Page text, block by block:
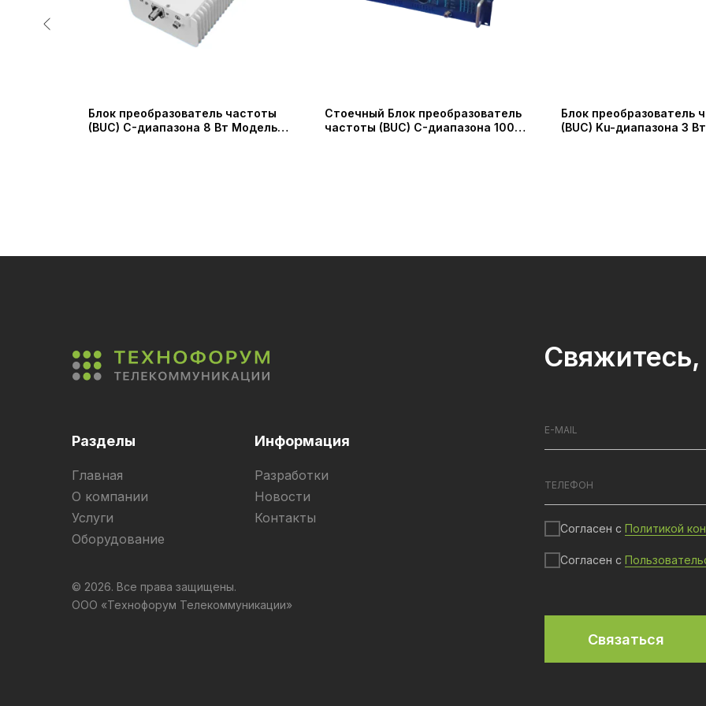
Блок преобразователь частоты
(BUC) C-диапазона 8 Вт Модель
Стоечный Блок преобразователь
частоты (BUC) C-диапазона 100
Блок преобразователь
(BUC) Ku-диапазона 3
Разделы Информация
Главная
О компании
Услуги
Оборудование
Разработки
Новости
Контакты
© 2026. Все права защищены.
ООО «Технофорум Телекоммуникации»
Согласен с Политикой
Согласен с
Связаться
Свяжитесь,